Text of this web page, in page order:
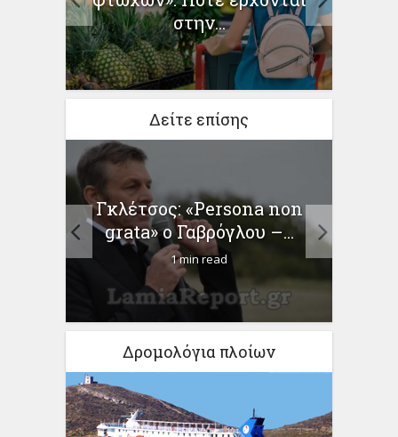
στην...
Δείτε επίσης
Γκλέτσος: «Persona non
grata» ο Γαβρόγλου –...
1 min read
Δρομολόγια πλοίων